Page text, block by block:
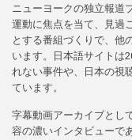
ニューヨークの独立報道
運動に焦点を当て、見過
とする番組づくりで、他
います。日本語サイトは
れない事件や、日本の視
ています。
字幕動画アーカイブとし
容の濃いインタビューで